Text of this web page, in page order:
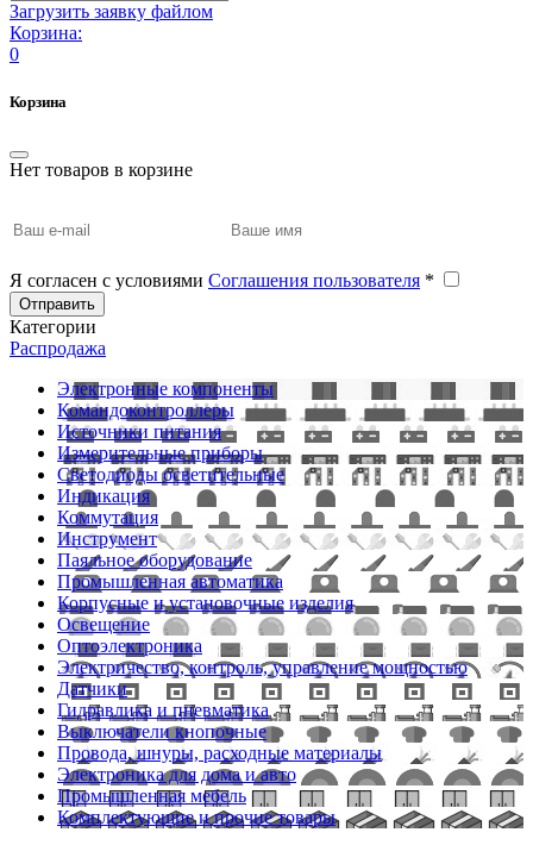
Загрузить заявку файлом
Корзина:
0
Корзина
Нет товаров в корзине
Я согласен с условиями Соглашения пользователя *
Отправить
Категории
Распродажа
Электронные компоненты
Командоконтроллеры
Источники питания
Измерительные приборы
Светодиоды осветительные
Индикация
Коммутация
Инструмент
Паяльное оборудование
Промышленная автоматика
Корпусные и установочные изделия
Освещение
Оптоэлектроника
Электричество, контроль, управление мощностью
Датчики
Гидравлика и пневматика
Выключатели кнопочные
Провода, шнуры, расходные материалы
Электроника для дома и авто
Промышленная мебель
Комплектующие и прочие товары